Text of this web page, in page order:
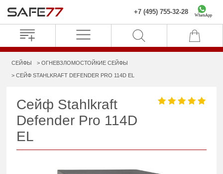
+7 (495) 755-32-28 WhatsApp
СЕЙФЫ ОГНЕВЗЛОМОСТОЙКИЕ СЕЙФЫ
СЕЙФ STAHLKRAFT DEFENDER PRO 114D EL
Сейф Stahlkraft
Defender Pro 114D
EL